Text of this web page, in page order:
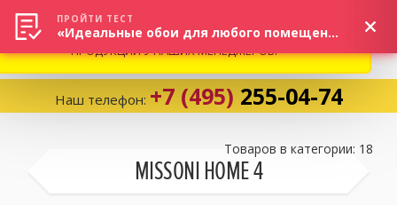
Наш телефон: +7 (495) 255-04-74
MISSONI HOME 4
Товаров в категории: 18
ВНИМАНИЕ! В СВЯЗИ С СИТУАЦИЕЙ НА РЫНКЕ, ПРОСИМ
УТОЧНЯТЬ АКТУАЛЬНУЮ СТОИМОСТЬ И НАЛИЧИЕ
ПРОДУКЦИИ У НАШИХ МЕНЕДЖЕРОВ.
ПРОЙТИ ТЕСТ
«Идеальные обои для любого помещения!»